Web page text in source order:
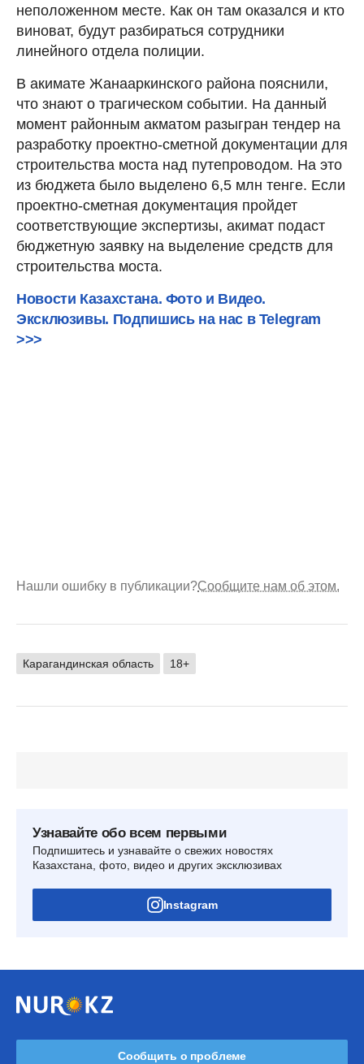
неположенном месте. Как он там оказался и кто
виноват, будут разбираться сотрудники
линейного отдела полиции.
В акимате Жанааркинского района пояснили,
что знают о трагическом событии. На данный
момент районным акматом разыгран тендер на
разработку проектно-сметной документации для
строительства моста над путепроводом. На это
из бюджета было выделено 6,5 млн тенге. Если
проектно-сметная документация пройдет
соответствующие экспертизы, акимат подаст
бюджетную заявку на выделение средств для
строительства моста.
Новости Казахстана. Фото и Видео.
Эксклюзивы. Подпишись на нас в Telegram
>>>
Нашли ошибку в публикации?Сообщите нам об этом.
Карагандинская область 18+
Узнавайте обо всем первыми
Подпишитесь и узнавайте о свежих новостях
Казахстана, фото, видео и других эксклюзивах
Instagram
Сообщить о проблеме